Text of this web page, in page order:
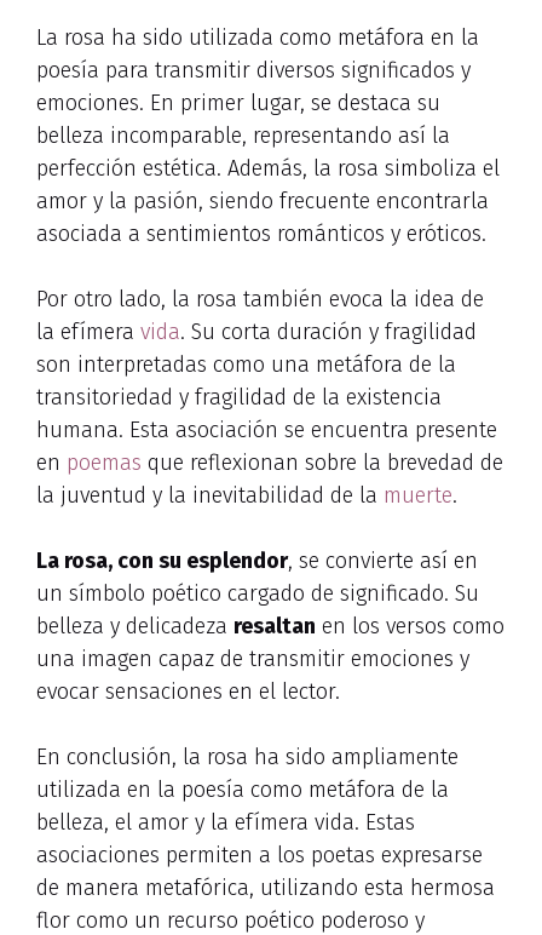
La rosa ha sido utilizada como metáfora en la
poesía para transmitir diversos significados y
emociones. En primer lugar, se destaca su
belleza incomparable, representando así la
perfección estética. Además, la rosa simboliza el
amor y la pasión, siendo frecuente encontrarla
asociada a sentimientos románticos y eróticos.
Por otro lado, la rosa también evoca la idea de
la efímera vida. Su corta duración y fragilidad
son interpretadas como una metáfora de la
transitoriedad y fragilidad de la existencia
humana. Esta asociación se encuentra presente
en poemas que reflexionan sobre la brevedad de
la juventud y la inevitabilidad de la muerte.
La rosa, con su esplendor, se convierte así en
un símbolo poético cargado de significado. Su
belleza y delicadeza resaltan en los versos como
una imagen capaz de transmitir emociones y
evocar sensaciones en el lector.
En conclusión, la rosa ha sido ampliamente
utilizada en la poesía como metáfora de la
belleza, el amor y la efímera vida. Estas
asociaciones permiten a los poetas expresarse
de manera metafórica, utilizando esta hermosa
flor como un recurso poético poderoso y